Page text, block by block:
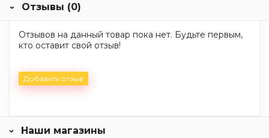
Отзывы (0)
Отзывов на данный товар пока нет. Будьте первым,
кто оставит свой отзыв!
Добавить отзыв
Наши магазины